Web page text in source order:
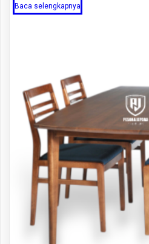
Baca selengkapnya